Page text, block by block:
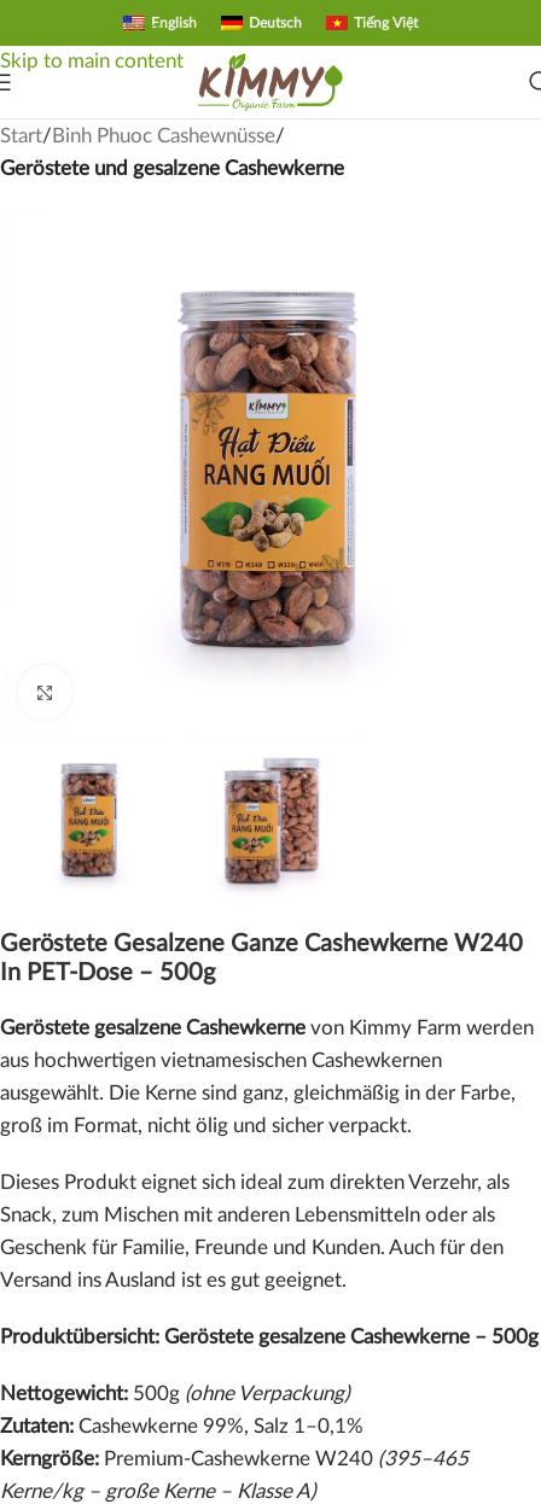
Skip to navigation
Skip to main content
English Deutsch Tiếng Việt
Start
Binh Phuoc Cashewnüsse
Geröstete und gesalzene Cashewkerne
Geröstete Gesalzene Ganze Cashewkerne W240
In PET-Dose – 500g
Geröstete gesalzene Cashewkerne von Kimmy Farm werden
aus hochwertigen vietnamesischen Cashewkernen
ausgewählt. Die Kerne sind ganz, gleichmäßig in der Farbe,
groß im Format, nicht ölig und sicher verpackt.
Dieses Produkt eignet sich ideal zum direkten Verzehr, als
Snack, zum Mischen mit anderen Lebensmitteln oder als
Geschenk für Familie, Freunde und Kunden. Auch für den
Versand ins Ausland ist es gut geeignet.
Produktübersicht: Geröstete gesalzene Cashewkerne – 500g
Nettogewicht: 500g (ohne Verpackung)
Zutaten: Cashewkerne 99%, Salz 1–0,1%
Kerngröße: Premium-Cashewkerne W240 (395–465
Kerne/kg – große Kerne – Klasse A)